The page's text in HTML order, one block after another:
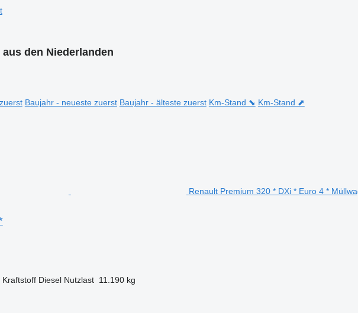
den Niederlanden
Baujahr - neueste zuerst Baujahr - älteste zuerst Km-Stand ⬊ Km-Stand ⬈
Renault Premium 320 * DXi * Euro 4 *
Kraftstoff Diesel Nutzlast 11.190 kg